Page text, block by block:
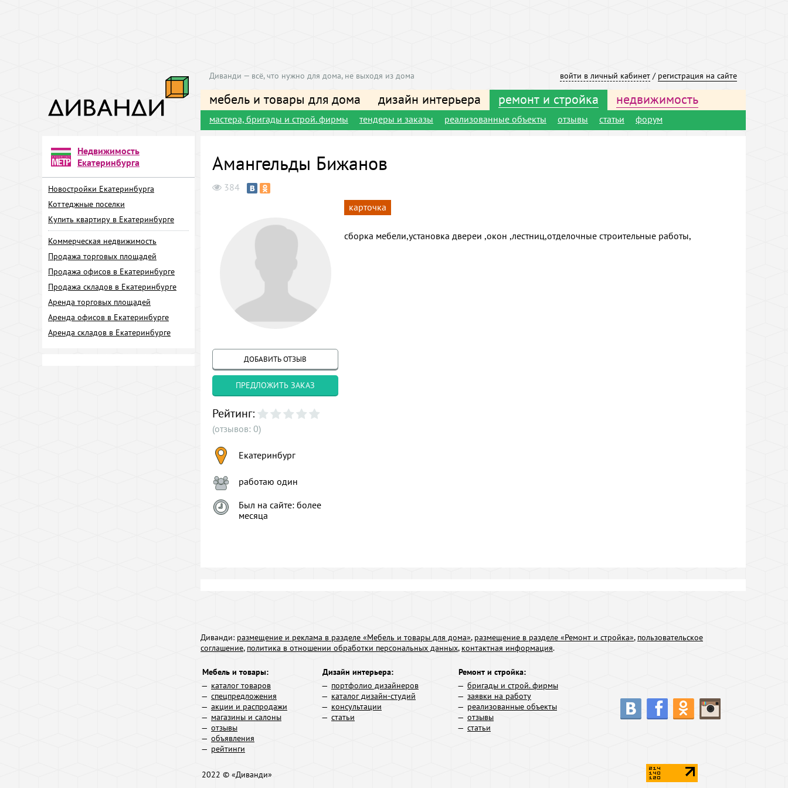
войти в личный кабинет / регистрация на сайте
Диванди — всё, что нужно для дома, не выходя из дома
мебель и товары для дома дизайн интерьера ремонт и стройка недвижимость
мастера, бригады и строй. фирмы тендеры и заказы реализованные объекты отзывы статьи форум
Недвижимость
Екатеринбурга
Новостройки Екатеринбурга
Коттеджные поселки
Купить квартиру в Екатеринбурге
Коммерческая недвижимость
Продажа торговых площадей
Продажа офисов в Екатеринбурге
Продажа складов в Екатеринбурге
Аренда торговых площадей
Аренда офисов в Екатеринбурге
Аренда складов в Екатеринбурге
Амангельды Бижанов
384
ДОБАВИТЬ ОТЗЫВ
ПРЕДЛОЖИТЬ ЗАКАЗ
Рейтинг:
(отзывов: 0)
Екатеринбург
работаю один
Был на сайте: более
месяца
карточка
сборка мебели,установка двереи ,окон ,лестниц,отделочные строительные работы,
Диванди: размещение и реклама в разделе «Мебель и товары для дома», размещение в разделе «Ремонт и стройка», пользовательское
соглашение, политика в отношении обработки персональных данных, контактная информация.
Мебель и товары:
каталог товаров
спецпредложения
акции и распродажи
магазины и салоны
отзывы
объявления
рейтинги
Дизайн интерьера:
портфолио дизайнеров
каталог дизайн-студий
консультации
статьи
Ремонт и стройка:
бригады и строй. фирмы
заявки на работу
реализованные объекты
отзывы
статьи
2022 © «Диванди»